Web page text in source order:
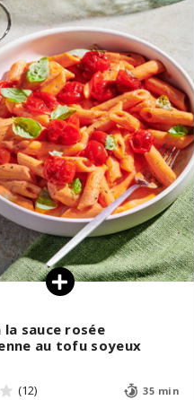
VOIR LA RECETTE
la sauce rosée
au tofu soyeux
(12) 35 min
la sauce rosée
au tofu soyeux
(12) 35 min